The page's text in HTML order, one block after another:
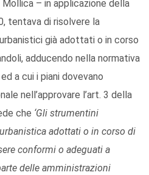
– in applicazione della
tentava di risolvere la
già adottati o in corso
adducendo nella normativa
a cui i piani dovevano
nell’approvare l’art. 3 della
che ‘Gli strumentini
adottati o in corso di
conformi o adeguati a
delle amministrazioni